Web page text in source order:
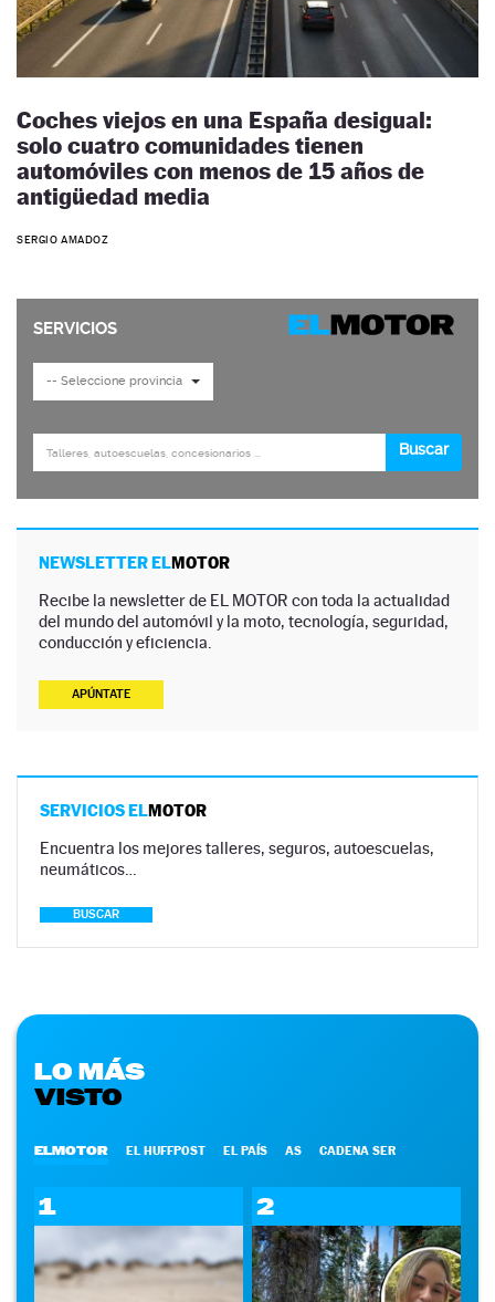
Coches viejos en una España desigual:
solo cuatro comunidades tienen
automóviles con menos de 15 años de
antigüedad media
SERGIO AMADOZ
NEWSLETTER ELMOTOR
Recibe la newsletter de EL MOTOR con toda la actualidad
del mundo del automóvil y la moto, tecnología, seguridad,
conducción y eficiencia.
APÚNTATE
SERVICIOS ELMOTOR
Encuentra los mejores talleres, seguros, autoescuelas,
neumáticos…
BUSCAR
LO MÁS
VISTO
ELMOTOR EL HUFFPOST EL PAÍS AS CADENA SER
1 2